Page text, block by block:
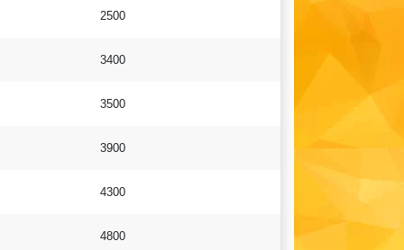
2500
3400
3500
3900
4300
4800